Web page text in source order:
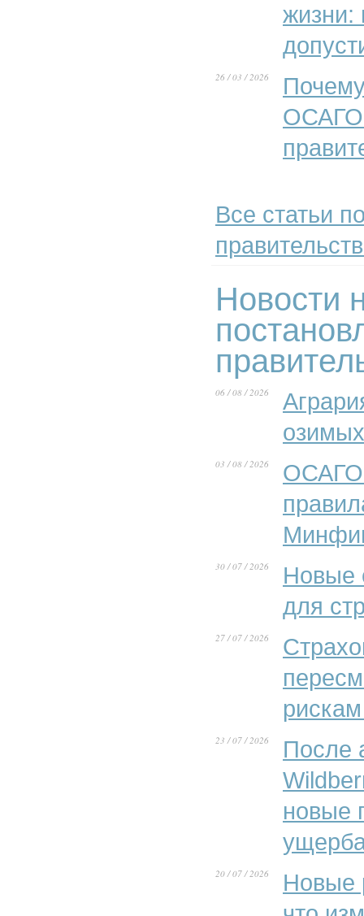
жизни:
26 / 03 / 2026
Все статьи
Новости
06 / 08 / 2026
03 / 08 / 2026
ОСАГО
30 / 07 / 2026
Новые
для
27 / 07 / 2026
23 / 07 / 2026
После
новые
20 / 07 / 2026
Новые